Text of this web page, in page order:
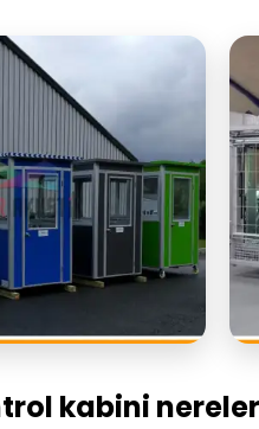
kabini